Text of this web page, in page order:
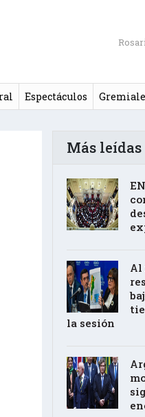
Espectáculos
Más leídas
Al
la sesión